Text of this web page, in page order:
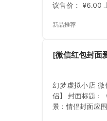
议售价： ¥6.00
新品推荐
[微信红包封面
幻梦虚拟小店
侣】 封面标题：
景：情侣封面应